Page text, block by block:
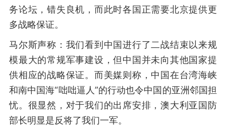
务论坛，错失良机，而此时各国正需要北京提供更
多战略保证。
马尔斯声称：我们看到中国进行了二战结束以来规
模最大的常规军事建设，但中国并未向其他国家提
供相应的战略保证。而美媒则称，中国在台湾海峡
和南中国海“咄咄逼人”的行动也令中国的亚洲邻国担
忧。很显然，对于我们的出席安排，澳大利亚国防
部长明显是反将了我们一军。